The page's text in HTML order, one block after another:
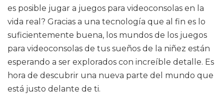
es posible jugar a juegos para videoconsolas en la
vida real? Gracias a una tecnología que al fin es lo
suficientemente buena, los mundos de los juegos
para videoconsolas de tus sueños de la niñez están
esperando a ser explorados con increíble detalle. Es
hora de descubrir una nueva parte del mundo que
está justo delante de ti.